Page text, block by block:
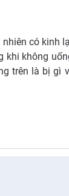
có kinh
không
trên là bị gì